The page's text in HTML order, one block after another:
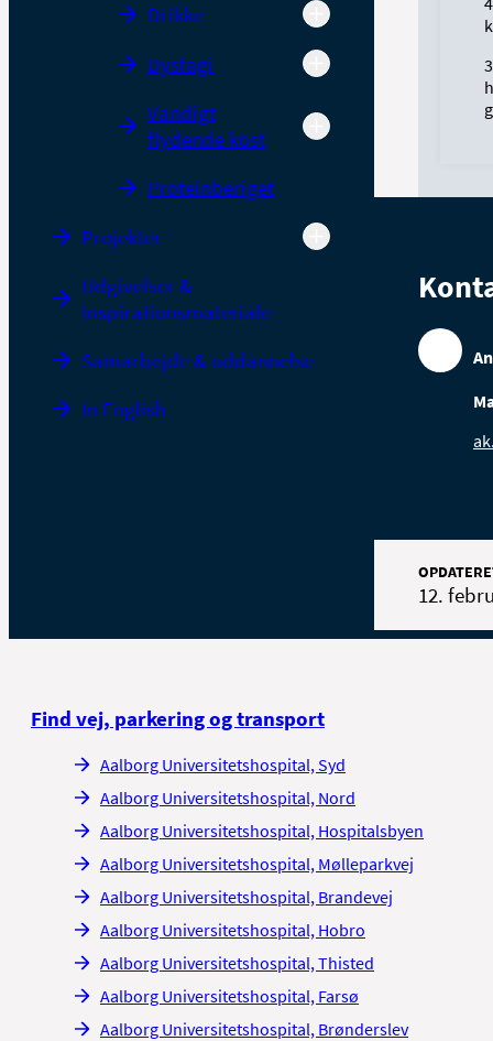
Drikke
Dysfagi
Vandigt
flydende kost
Proteinberiget
Projekter
Udgivelser &
inspirationsmateriale
Samarbejde & uddannelse
In English
12.
Find vej, parkering og transport
Aalborg Universitetshospital, Syd
Aalborg Universitetshospital, Nord
Aalborg Universitetshospital, Hospitalsbyen
Aalborg Universitetshospital, Mølleparkvej
Aalborg Universitetshospital, Brandevej
Aalborg Universitetshospital, Hobro
Aalborg Universitetshospital, Thisted
Aalborg Universitetshospital, Farsø
Aalborg Universitetshospital, Brønderslev